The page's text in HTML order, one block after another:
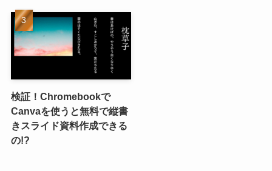
検証！Chromebookで
Canvaを使うと無料で縦書
きスライド資料作成できる
の!?